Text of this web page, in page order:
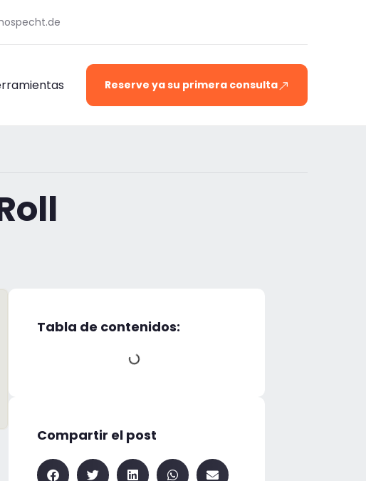
Reserve ya su primera consulta
Tabla de contenidos:
Compartir el post